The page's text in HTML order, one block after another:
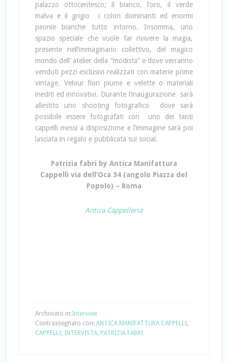
palazzo ottocentesco; il bianco, l’oro, il verde
malva e il grigio i colori dominanti ed enormi
peonie bianche tutto intorno. Insomma, uno
spazio speciale che vuole far rivivere la magia,
presente nell’immaginario collettivo, del magico
mondo dell’ atelier della “modista” e dove verranno
venduti pezzi esclusivi realizzati con materie prime
vintage. Velour fiori piume e velette o materiali
inediti ed innovativi. Durante l’inaugurazione sarà
allestito uno shooting fotografico dove sarà
possibile essere fotografati con uno dei tanti
cappelli messi a disposizione e l’immagine sarà poi
lasciata in regalo e pubblicata sui social.
Patrizia fabri by Antica Manifattura
Cappelli via dell’Oca 34 (angolo Piazza del
Popolo) – Roma
Antica Cappelleria
Archiviato in:Interview
Contrassegnato con: ANTICA MANIFATTURA CAPPELLI,
CAPPELLI, INTERVISTA, PATRIZIA FABRI